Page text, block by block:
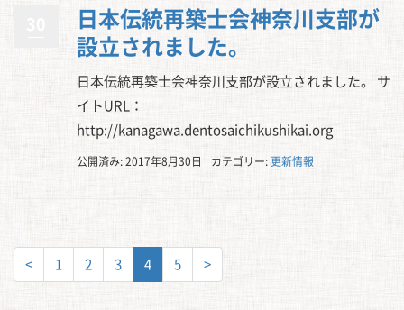
日本伝統再築士会神奈川支部が
設立されました。
日本伝統再築士会神奈川支部が設立されました。 サ
イトURL：
http://kanagawa.dentosaichikushikai.org
公開済み: 2017年8月30日 カテゴリー:更新情報
< 1 2 3 4 5 >